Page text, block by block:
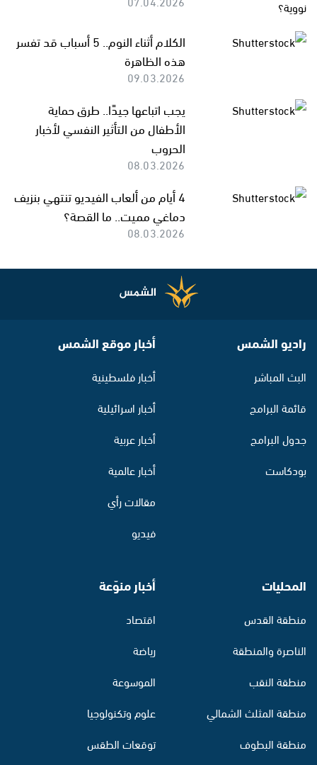
الكلام أثناء النوم.. 5 أسباب قد تفسر
هذه الظاهرة
09.03.2026
يجب اتباعها جيدًا.. طرق حماية
الأطفال من التأثير النفسي لأخبار
الحروب
08.03.2026
4 أيام من ألعاب الفيديو تنتهي بنزيف
دماغي مميت.. ما القصة؟
08.03.2026
راديو الشمس
البث المباشر
قائمة البرامج
جدول البرامج
بودكاست
أخبار موقع الشمس
أخبار فلسطينية
أخبار اسرائيلية
أخبار عربية
أخبار عالمية
مقالات رأي
فيديو
المحليات
منطقة القدس
الناصرة والمنطقة
منطقة النقب
منطقة المثلث الشمالي
منطقة البطوف
أخبار منوّعة
اقتصاد
رياضة
الموسوعة
علوم وتكنولوجيا
توقعات الطقس